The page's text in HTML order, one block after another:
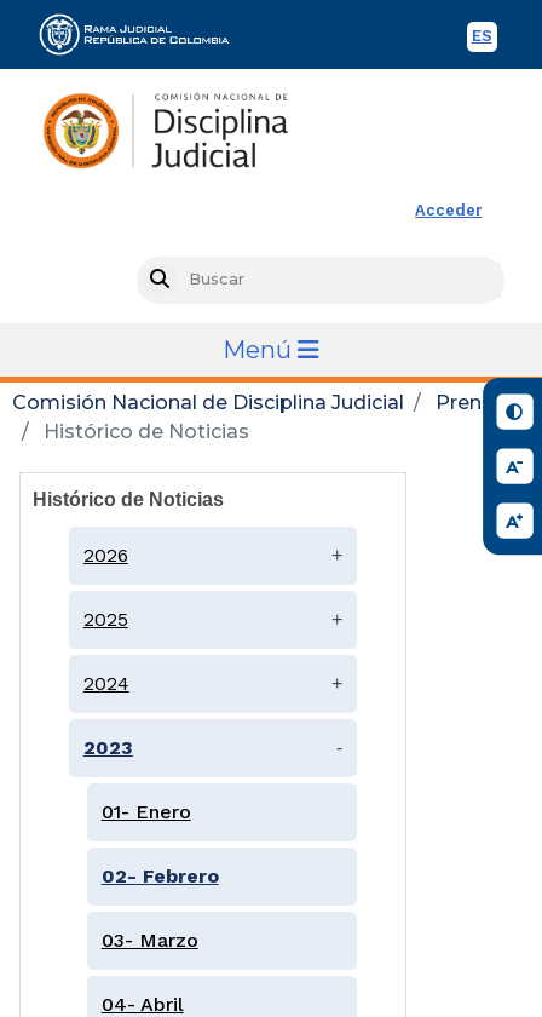
ES
Acceder
Menú
Comisión Nacional de Disciplina Judicial
Prensa
Histórico de Noticias
Histórico de Noticias
2026 +
2025 +
2024 +
2023 -
01- Enero
02- Febrero
03- Marzo
04- Abril